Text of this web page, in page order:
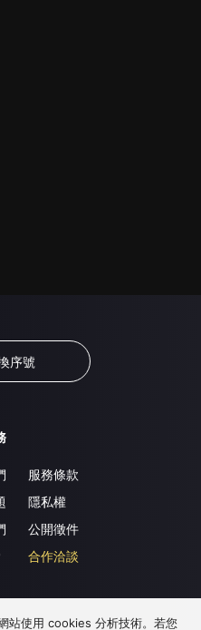
序號
服務條款
隱私權
公開徵件
合作洽談
站使用 cookies 分析技術。若您